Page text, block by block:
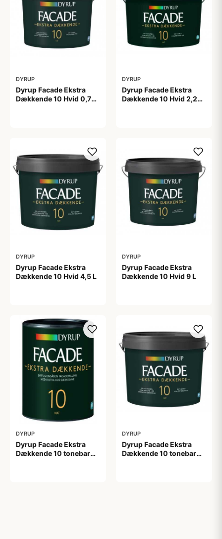
DYRUP
Dyrup Facade Ekstra
Dækkende 10 Hvid 0,75
DYRUP
Dyrup Facade Ekstra
Dækkende 10 Hvid 2,25
DYRUP
Dyrup Facade Ekstra
Dækkende 10 Hvid 4,5 L
DYRUP
Dyrup Facade Ekstra
Dækkende 10 Hvid 9 L
DYRUP
Dyrup Facade Ekstra
Dækkende 10 tonebar
DYRUP
Dyrup Facade Ekstra
Dækkende 10 tonebar